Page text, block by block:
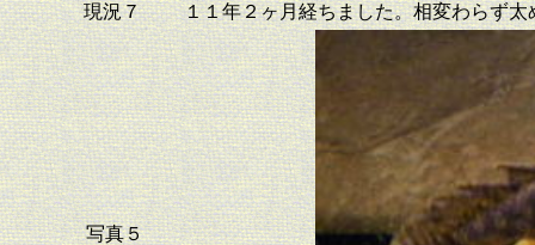
現況７
１１年２ヶ月経ちました。相変わらず太
写真５